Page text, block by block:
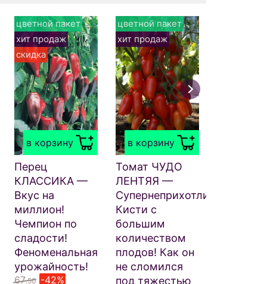
в корзину
цветной пакет
хит продаж
скидка
Перец
КЛАССИКА —
Вкус на
миллион!
Чемпион по
сладости!
Феноменальная
урожайность!
67.50 -42%
в корзину
цветной пакет
хит продаж
Томат ЧУДО
ЛЕНТЯЯ —
Супернеприхотливый!
Кисти с
большим
количеством
плодов! Как он
не сломился
под тяжестью